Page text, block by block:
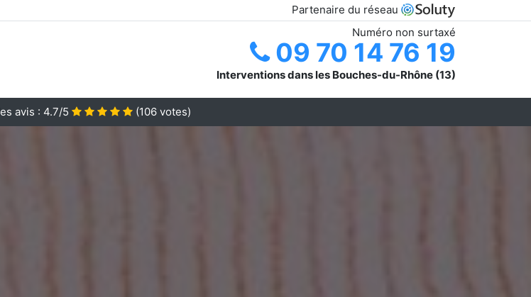
Partenaire du réseau
Numéro non surtaxé
09 70 14 76 19
Interventions dans les Bouches-du-Rhône (13)
avis : 4.7/5 (106 votes)